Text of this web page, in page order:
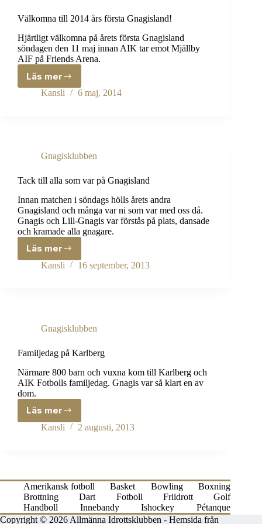
Välkomna till 2014 års första Gnagisland!
Hjärtligt välkomna på årets första Gnagisland
söndagen den 11 maj innan AIK tar emot Mjällby
AIF på Friends Arena.
Läs merVälkomna
till
Kansli 6 maj, 2014
Gnagisklubben
Tack till alla som var på Gnagisland
Innan matchen i söndags hölls årets andra
Gnagisland och många var ni som var med oss då.
Gnagis och Lill-Gnagis var förstås på plats, dansade
och kramade alla gnagare.
Läs mer
Tack
till
Kansli 16 september, 2013
Gnagisklubben
Familjedag på Karlberg
Närmare 800 barn och vuxna kom till Karlberg och
AIK Fotbolls familjedag. Gnagis var så klart en av
dom.
Läs merFamiljedag
på
Kansli 2 augusti, 2013
Amerikansk fotboll Basket Bowling
Boxning
Brottning
Dart Fotboll Friidrott
Golf
Handboll
Innebandy Ishockey
Pétanque
Copyright © 2026 Allmänna Idrottsklubben - Hemsida från